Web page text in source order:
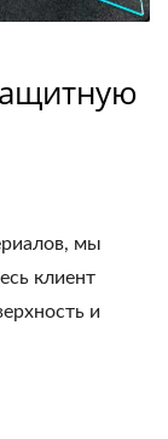
мы
клиент
и